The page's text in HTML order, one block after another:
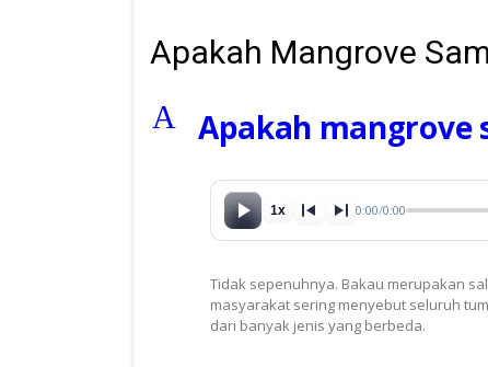
Apakah Mangrove
A Apakah mangrove
1x 0:00/0:00
Tidak sepenuhnya. Bakau merupakan
masyarakat sering menyebut seluruh
dari banyak jenis yang berbeda.